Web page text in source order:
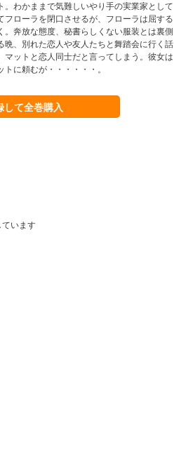
わかままで気難しいやり手の実業家として
ローラを閉口させるが、フローラは屈する
奔放な態度、秘書らしくない服装とは裏側
、別れた恋人や友人たちと舞踏会に行く話
ットと恋人同士だと言ってしまう。彼女は
に頼むが・・・・・・。
して全巻購入
います